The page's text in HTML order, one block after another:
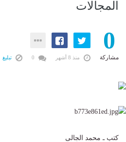
المجالات
0
مشاركة منذ 8 أشهر تبليغ
كتب ـ محمد الجالى